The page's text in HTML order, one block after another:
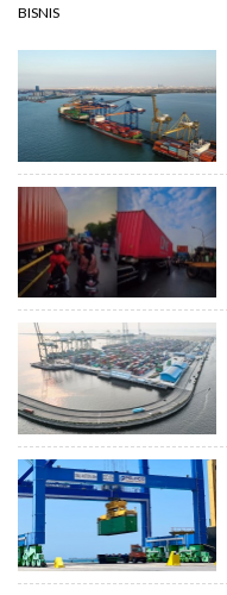
BISNIS